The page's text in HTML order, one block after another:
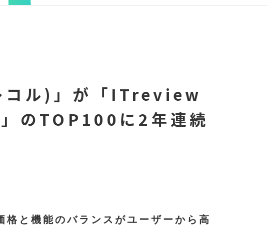
ァインアセット AWS総合支援サービス Salesforce®
コル)」が「ITreview
TOP100に2年連続
と機能のバランスがユーザーから高